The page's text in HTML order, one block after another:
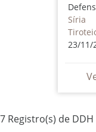
Síria
23/11/
7 Registro(s) de DDH